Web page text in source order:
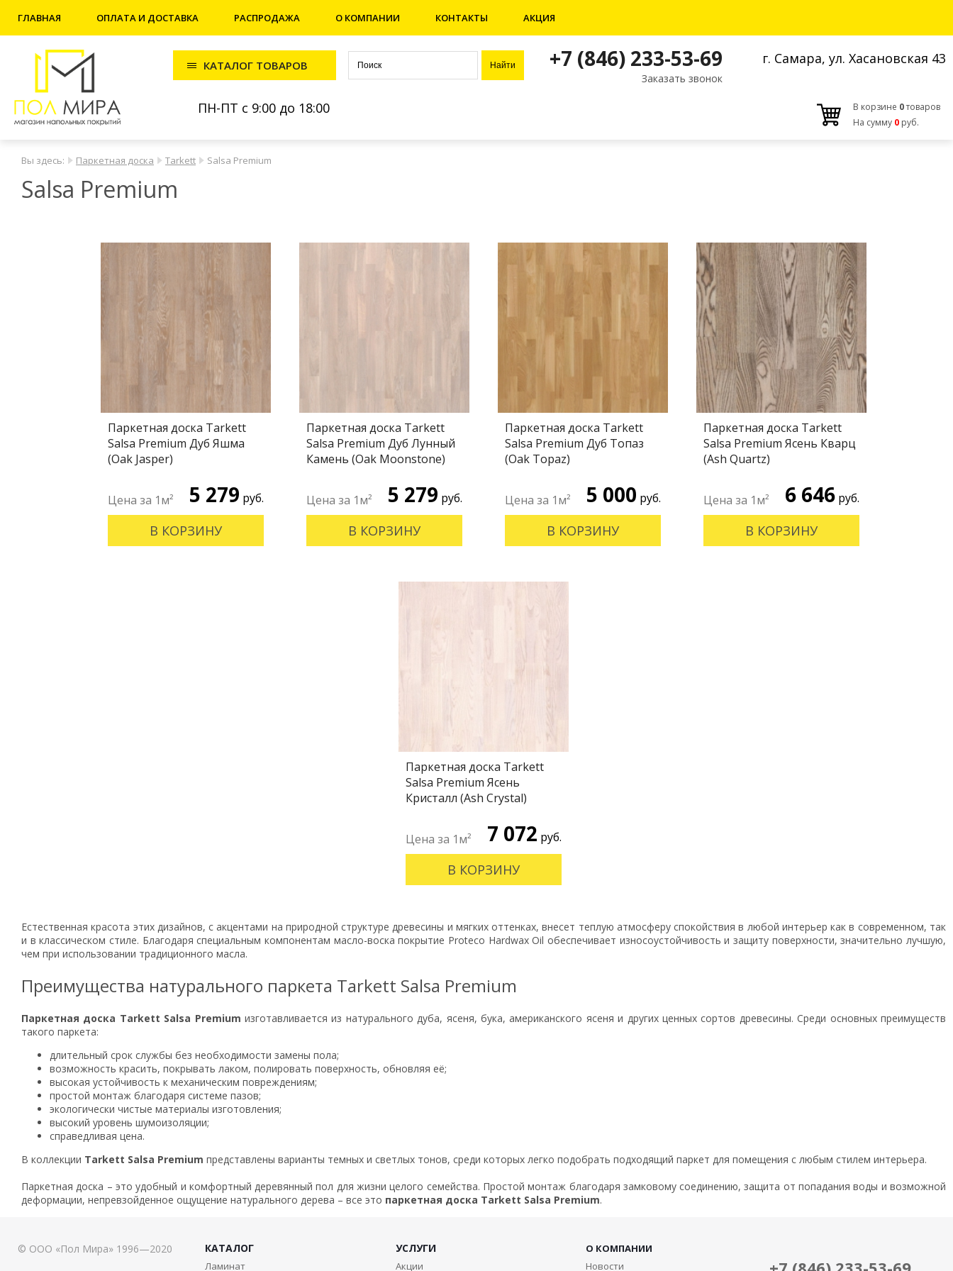
ГЛАВНАЯ ОПЛАТА И ДОСТАВКА РАСПРОДАЖА О КОМПАНИИ КОНТАКТЫ АКЦИЯ
КАТАЛОГ ТОВАРОВ +7 (846) 233-53-69
Заказать звонок
г. Самара, ул. Хасановская 43
ПН-ПТ с 9:00 до 18:00 В корзине 0товаров
На сумму 0 руб.
Вы здесь: Паркетная доска Tarkett Salsa Premium
Salsa Premium
Паркетная доска Tarkett
Salsa Premium Дуб Яшма
(Oak Jasper)
5 279 руб.
В КОРЗИНУ
Паркетная доска Tarkett
Salsa Premium Дуб Лунный
Камень (Oak Moonstone)
5 279 руб.
В КОРЗИНУ
Паркетная доска Tarkett
Salsa Premium Дуб Топаз
(Oak Topaz)
5 000 руб.
В КОРЗИНУ
Паркетная доска Tarkett
Salsa Premium Ясень Кварц
(Ash Quartz)
6 646 руб.
В КОРЗИНУ
Паркетная доска Tarkett
Salsa Premium Ясень
Кристалл (Ash Crystal)
7 072 руб.
В КОРЗИНУ
Естественная красота этих дизайнов, с акцентами на природной структуре древесины и мягких оттенках, внесет теплую атмосферу спокойствия в любой интерьер как в современном, так
и в классическом стиле. Благодаря специальным компонентам масло-воска покрытие Proteco Hardwax Oil обеспечивает износоустойчивость и защиту поверхности, значительно лучшую,
чем при использовании традиционного масла.
Преимущества натурального паркета Tarkett Salsa Premium
Паркетная доска Tarkett Salsa Premium изготавливается из натурального дуба, ясеня, бука, американского ясеня и других ценных сортов древесины. Среди основных преимуществ
такого паркета:
длительный срок службы без необходимости замены пола;
возможность красить, покрывать лаком, полировать поверхность, обновляя её;
высокая устойчивость к механическим повреждениям;
простой монтаж благодаря системе пазов;
экологически чистые материалы изготовления;
высокий уровень шумоизоляции;
справедливая цена.
В коллекции Tarkett Salsa Premium представлены варианты темных и светлых тонов, среди которых легко подобрать подходящий паркет для помещения с любым стилем интерьера.
Паркетная доска – это удобный и комфортный деревянный пол для жизни целого семейства. Простой монтаж благодаря замковому соединению, защита от попадания воды и возможной
деформации, непревзойденное ощущение натурального дерева – все это паркетная доска Tarkett Salsa Premium.
© ООО «Пол Мира» 1996—2020 КАТАЛОГ
Ламинат
УСЛУГИ
Акции
О КОМПАНИИ
Новости